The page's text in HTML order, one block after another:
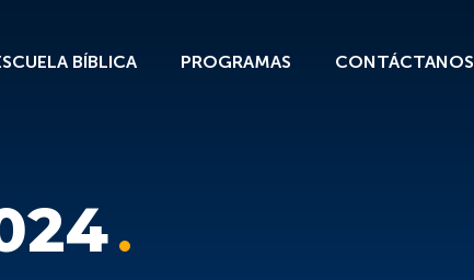
BÍBLICA PROGRAMAS CONTÁCTANOS